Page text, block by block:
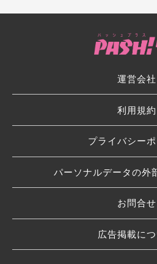
運営会社
利用規約
プライバシー
パーソナルデータの外
お問合せ
広告掲載に